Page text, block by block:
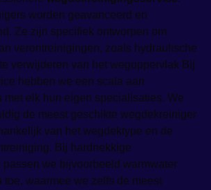
worden geavanceerd en
Ze zijn specifiek ontworpen om
verontreinigingen, zoals hydraulische
verwijderen van het wegoppervlak Bij
hebben we een scala aan
met elk hun eigen specialisaties. We
de meest geschikte wegdekreiniger
van het wegdektype en de
Bij hardnekkige
we bijvoorbeeld warmwater
toe, waarmee we zelfs de meest